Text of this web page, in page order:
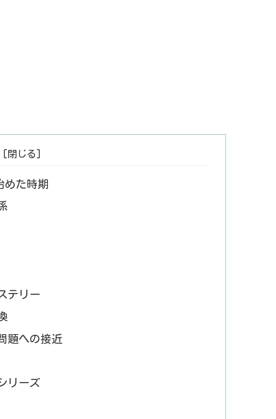
めた時期
テリー
題への接近
リーズ